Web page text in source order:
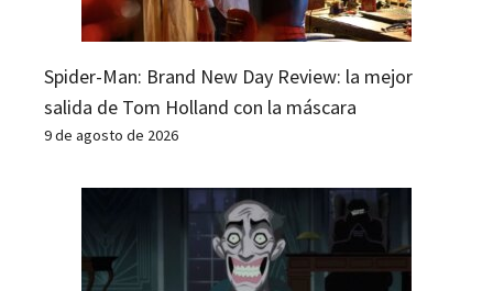
Spider-Man: Brand New Day Review: la mejor
salida de Tom Holland con la máscara
9 de agosto de 2026